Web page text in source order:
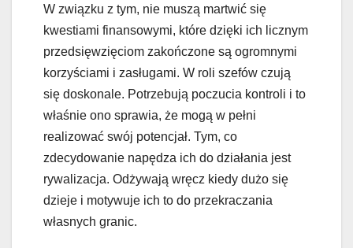
W związku z tym, nie muszą martwić się
kwestiami finansowymi, które dzięki ich licznym
przedsięwzięciom zakończone są ogromnymi
korzyściami i zasługami. W roli szefów czują
się doskonale. Potrzebują poczucia kontroli i to
właśnie ono sprawia, że mogą w pełni
realizować swój potencjał. Tym, co
zdecydowanie napędza ich do działania jest
rywalizacja. Odżywają wręcz kiedy dużo się
dzieje i motywuje ich to do przekraczania
własnych granic.